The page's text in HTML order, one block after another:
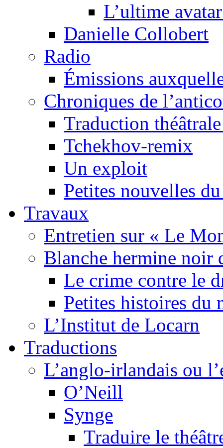
L’ultime
Danielle Collobert
Radio
Émissions
Chroniques de
Traduction
Tchekhov-remix
Un exploit
Petites nouvelles
Travaux
Entretien sur « Le
Blanche hermine noir
Le crime contre le
Petites histoires du
L’Institut de Locarn
Traductions
L’anglo-irlandais ou
O’Neill
Synge
Traduire le